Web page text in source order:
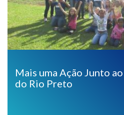
Mais uma Ação Junto
do Rio Preto